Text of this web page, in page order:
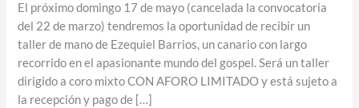
El próximo domingo 17 de mayo (cancelada la convocatoria
del 22 de marzo) tendremos la oportunidad de recibir un
taller de mano de Ezequiel Barrios, un canario con largo
recorrido en el apasionante mundo del gospel. Será un taller
dirigido a coro mixto CON AFORO LIMITADO y está sujeto a
la recepción y pago de […]